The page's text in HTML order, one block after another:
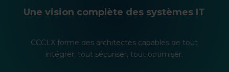
Une vision complète des systèmes IT
CCCLX forme des architectes capables de tout
intégrer, tout sécuriser, tout optimiser.